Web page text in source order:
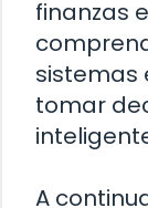
finanzas
sistemas
tomar
A